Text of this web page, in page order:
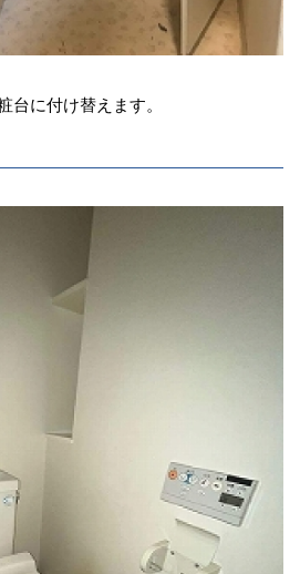
台に付け替えます。